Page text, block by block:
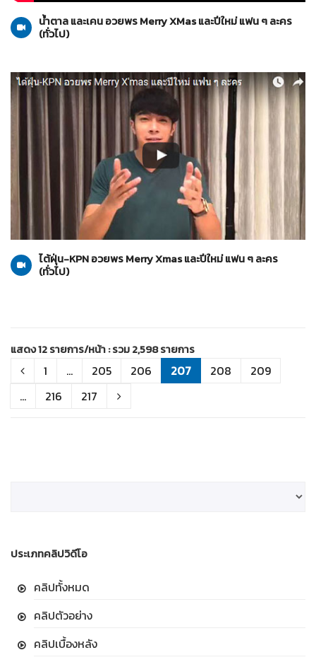
น้ำตาล และเคน อวยพร Merry XMas และปีใหม่ แฟน ๆ ละคร
(ทั่วไป)
10-01-2559
ไต้ฝุ่น-KPN อวยพร Merry Xmas และปีใหม่ แฟน ๆ ละคร
(ทั่วไป)
แสดง 12 รายการ/หน้า : รวม 2,598 รายการ
1 ... 205 206 207 208
209
...
216 217
ประเภทคลิปวิดีโอ
คลิปทั้งหมด
คลิปตัวอย่าง
คลิปเบื้องหลัง